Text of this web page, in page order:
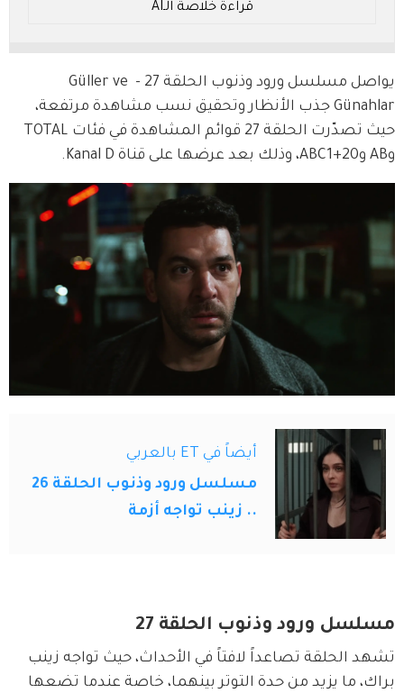
زينب؟ وكيف ستتغير الأمور بعد المواجهة بين سرحات
* ملخص بالـ AI.. يُرجى الرجوع إلى النص الأصلي للتفاصيل.
قراءة خلاصة الـAI
يواصل مسلسل ورود وذنوب الحلقة 27 - Güller ve
Günahlar جذب الأنظار وتحقيق نسب مشاهدة مرتفعة،
وAB و20+ABC1، وذلك بعد عرضها على قناة Kanal D.
أيضاً في ET بالعربي
مسلسل ورود وذنوب الحلقة 26
.. زينب تواجه أزمة
مسلسل ورود وذنوب الحلقة 27
تشهد الحلقة تصاعداً لافتاً في الأحداث، حيث تواجه زينب
براك، ما يزيد من حدة التوتر بينهما، خاصة عندما تضعها